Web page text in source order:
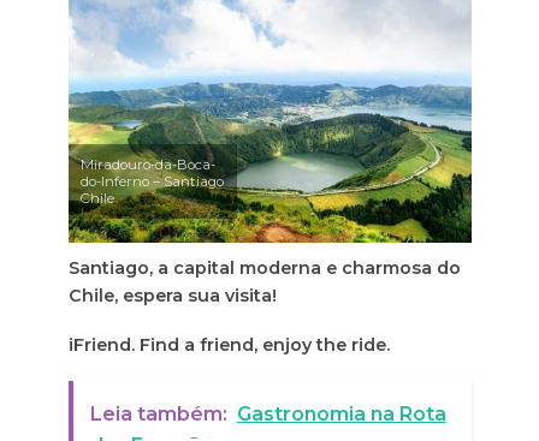
Miradouro-da-Boca-
do-Inferno – Santiago
Chile
Santiago, a capital moderna e charmosa do
Chile, espera sua visita!
iFriend. Find a friend, enjoy the ride.
Leia também: Gastronomia na Rota